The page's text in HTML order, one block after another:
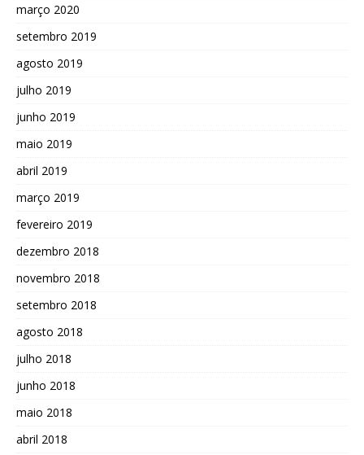
março 2020
setembro 2019
agosto 2019
julho 2019
junho 2019
maio 2019
abril 2019
março 2019
fevereiro 2019
dezembro 2018
novembro 2018
setembro 2018
agosto 2018
julho 2018
junho 2018
maio 2018
abril 2018